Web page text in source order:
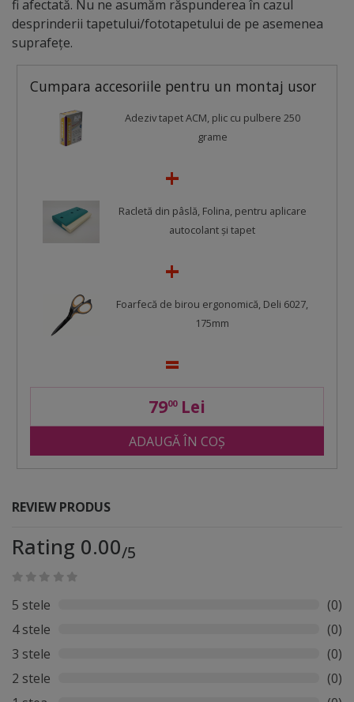
fi afectată. Nu ne asumăm răspunderea în cazul
desprinderii tapetului/fototapetului de pe asemenea
suprafețe.
Cumpara accesoriile pentru un montaj usor
Adeziv tapet ACM, plic cu pulbere 250
grame
Racletă din pâslă, Folina, pentru aplicare
autocolant şi tapet
Foarfecă de birou ergonomică, Deli 6027,
175mm
7900Lei
ADAUGĂ ÎN COȘ
REVIEW PRODUS
Rating 0.00/5
5 stele
(0)
4 stele
(0)
3 stele
(0)
2 stele
(0)